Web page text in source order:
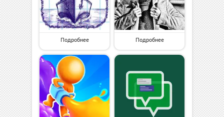
Подробнее Подробнее